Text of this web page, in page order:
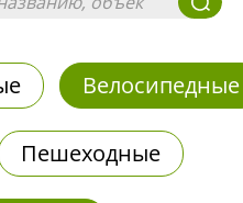
Велосипедные
Пешеходные